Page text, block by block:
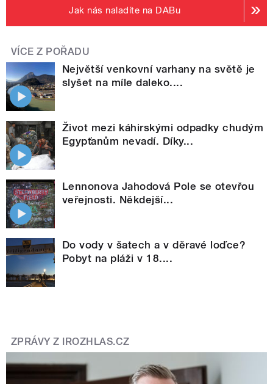
Jak nás naladíte na DABu
VÍCE Z POŘADU
Největší venkovní varhany na světě je
slyšet na míle daleko....
Život mezi káhirskými odpadky chudým
Egypťanům nevadí. Díky...
Lennonova Jahodová Pole se otevřou
veřejnosti. Někdejší...
Do vody v šatech a v děravé loďce?
Pobyt na pláži v 18....
ZPRÁVY Z IROZHLAS.CZ